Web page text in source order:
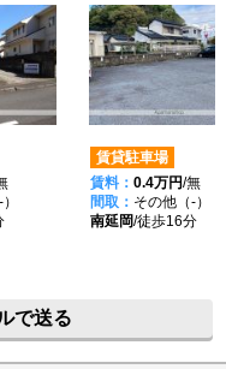
賃貸駐車場
賃料： 0.4万円/無
間取： その他（-）
南延岡/徒歩16分
で送る